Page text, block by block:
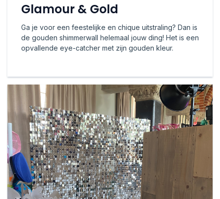
Glamour & Gold
Ga je voor een feestelijke en chique uitstraling? Dan is
de gouden shimmerwall helemaal jouw ding! Het is een
opvallende eye-catcher met zijn gouden kleur.